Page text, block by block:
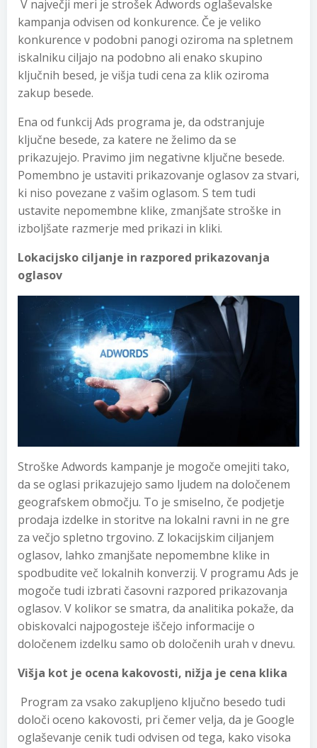
V največji meri je strošek Adwords oglaševalske
kampanja odvisen od konkurence. Če je veliko
konkurence v podobni panogi oziroma na spletnem
iskalniku ciljajo na podobno ali enako skupino
ključnih besed, je višja tudi cena za klik oziroma
zakup besede.
Ena od funkcij Ads programa je, da odstranjuje
ključne besede, za katere ne želimo da se
prikazujejo. Pravimo jim negativne ključne besede.
Pomembno je ustaviti prikazovanje oglasov za stvari,
ki niso povezane z vašim oglasom. S tem tudi
ustavite nepomembne klike, zmanjšate stroške in
izboljšate razmerje med prikazi in kliki.
Lokacijsko ciljanje in razpored prikazovanja
oglasov
Stroške Adwords kampanje je mogoče omejiti tako,
da se oglasi prikazujejo samo ljudem na določenem
geografskem območju. To je smiselno, če podjetje
prodaja izdelke in storitve na lokalni ravni in ne gre
za večjo spletno trgovino. Z lokacijskim ciljanjem
oglasov, lahko zmanjšate nepomembne klike in
spodbudite več lokalnih konverzij. V programu Ads je
mogoče tudi izbrati časovni razpored prikazovanja
oglasov. V kolikor se smatra, da analitika pokaže, da
obiskovalci najpogosteje iščejo informacije o
določenem izdelku samo ob določenih urah v dnevu.
Višja kot je ocena kakovosti, nižja je cena klika
Program za vsako zakupljeno ključno besedo tudi
določi oceno kakovosti, pri čemer velja, da je Google
oglaševanje cenik tudi odvisen od tega, kako visoka